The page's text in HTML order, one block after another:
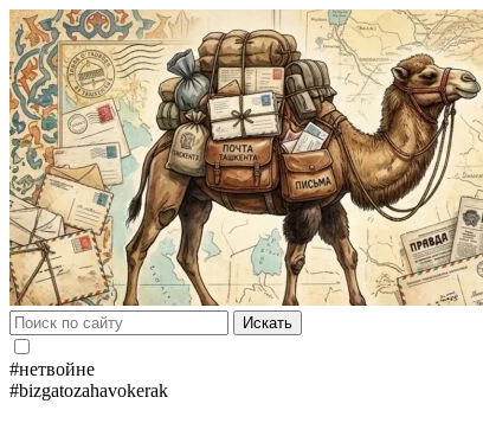
Искать
#нетвойне
#bizgatozahavokerak